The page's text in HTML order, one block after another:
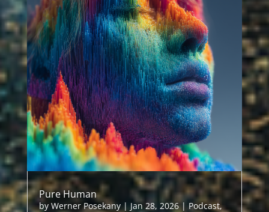
Pure Human
by Werner Posekany| Jan 28, 2026| Podcast,